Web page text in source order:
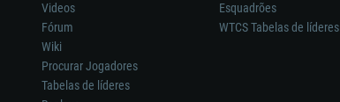
Videos
Fórum
Wiki
Procurar Jogadores
Tabelas de líderes
Esquadrões
WTCS Tabelas de líderes